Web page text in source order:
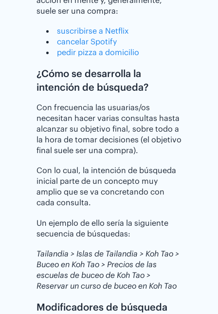
suele ser una compra:
suscribirse a Netflix
cancelar Spotify
pedir pizza a domicilio
¿Cómo se desarrolla la
intención de búsqueda?
Con frecuencia las usuarias/os
necesitan hacer varias consultas hasta
alcanzar su objetivo final, sobre todo a
la hora de tomar decisiones (el objetivo
final suele ser una compra).
Con lo cual, la intención de búsqueda
inicial parte de un concepto muy
amplio que se va concretando con
cada consulta.
Un ejemplo de ello sería la siguiente
secuencia de búsquedas:
Tailandia > Islas de Tailandia > Koh Tao >
Buceo en Koh Tao > Precios de las
escuelas de buceo de Koh Tao >
Reservar un curso de buceo en Koh Tao
Modificadores de búsqueda